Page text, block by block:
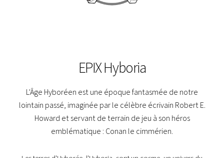
EPIX Hyboria
L'Âge Hyboréen est une époque fantasmée de notre
lointain passé, imaginée par le célèbre écrivain Robert E.
Howard et servant de terrain de jeu à son héros
emblématique : Conan le cimmérien.